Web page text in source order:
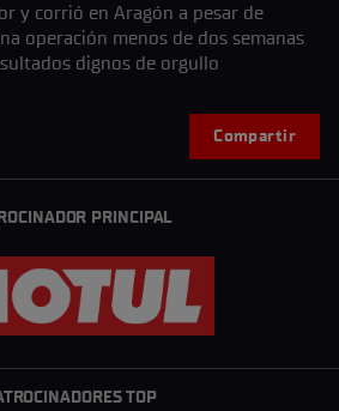
y corrió en Aragón a pesar de
operación menos de dos semanas
dignos de orgullo
Compartir
PRINCIPAL
TOP